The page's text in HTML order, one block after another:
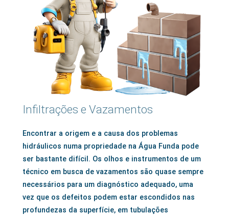
Infiltrações e Vazamentos
Encontrar a origem e a causa dos problemas
hidráulicos numa propriedade na Água Funda pode
ser bastante difícil. Os olhos e instrumentos de um
técnico em busca de vazamentos são quase sempre
necessários para um diagnóstico adequado, uma
vez que os defeitos podem estar escondidos nas
profundezas da superfície, em tubulações